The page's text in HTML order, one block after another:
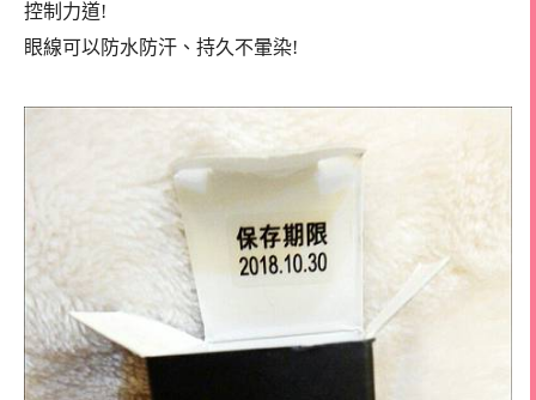
控制力道!
眼線可以防水防汗、持久不暈染!